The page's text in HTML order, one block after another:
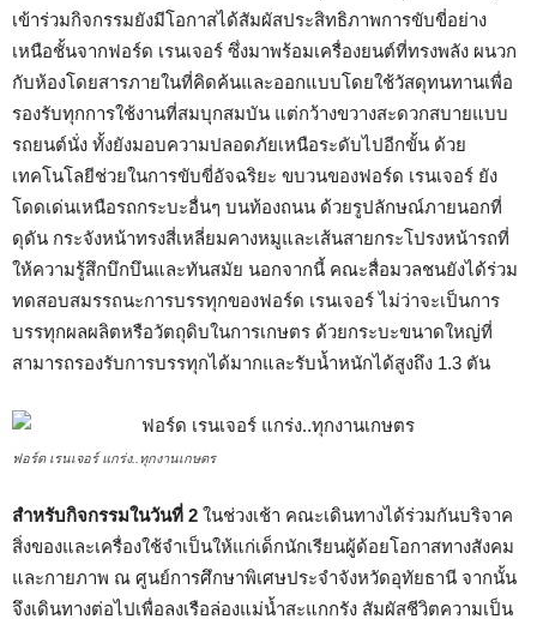
เข้าร่วมกิจกรรมยังมีโอกาสได้สัมผัสประสิทธิภาพการขับขี่อย่าง
เหนือชั้นจากฟอร์ด เรนเจอร์ ซึ่งมาพร้อมเครื่องยนต์ที่ทรงพลัง ผนวก
กับห้องโดยสารภายในที่คิดค้นและออกแบบโดยใช้วัสดุทนทานเพื่อ
รองรับทุกการใช้งานที่สมบุกสมบัน แต่กว้างขวางสะดวกสบายแบบ
รถยนต์นั่ง ทั้งยังมอบความปลอดภัยเหนือระดับไปอีกขั้น ด้วย
เทคโนโลยีช่วยในการขับขี่อัจฉริยะ ขบวนของฟอร์ด เรนเจอร์ ยัง
โดดเด่นเหนือรถกระบะอื่นๆ บนท้องถนน ด้วยรูปลักษณ์ภายนอกที่
ดุดัน กระจังหน้าทรงสี่เหลี่ยมคางหมูและเส้นสายกระโปรงหน้ารถที่
ให้ความรู้สึกบึกบึนและทันสมัย นอกจากนี้ คณะสื่อมวลชนยังได้ร่วม
ทดสอบสมรรถนะการบรรทุกของฟอร์ด เรนเจอร์ ไม่ว่าจะเป็นการ
บรรทุกผลผลิตหรือวัตถุดิบในการเกษตร ด้วยกระบะขนาดใหญ่ที่
สามารถรองรับการบรรทุกได้มากและรับน้ำหนักได้สูงถึง 1.3 ตัน
ฟอร์ด เรนเจอร์ แกร่ง..ทุกงานเกษตร
สำหรับกิจกรรมในวันที่ 2 ในช่วงเช้า คณะเดินทางได้ร่วมกันบริจาค
สิ่งของและเครื่องใช้จำเป็นให้แก่เด็กนักเรียนผู้ด้อยโอกาสทางสังคม
และกายภาพ ณ ศูนย์การศึกษาพิเศษประจำจังหวัดอุทัยธานี จากนั้น
จึงเดินทางต่อไปเพื่อลงเรือล่องแม่น้ำสะแกกรัง สัมผัสชีวิตความเป็น